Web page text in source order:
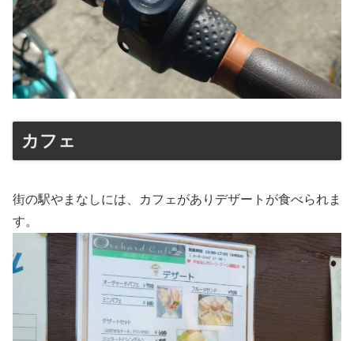
カフェ
街の駅やまなしには、カフェがありデザートが食べられま
す。